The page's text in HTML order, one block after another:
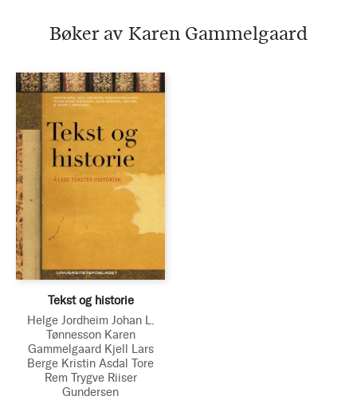
Bøker av Karen Gammelgaard
Tekst og historie
Helge Jordheim Johan L.
Tønnesson Karen
Gammelgaard Kjell Lars
Berge Kristin Asdal Tore
Rem Trygve Riiser
Gundersen